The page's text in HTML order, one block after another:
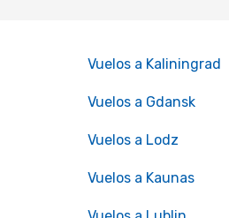
Vuelos a Kaliningrad
Vuelos a Gdansk
Vuelos a Lodz
Vuelos a Kaunas